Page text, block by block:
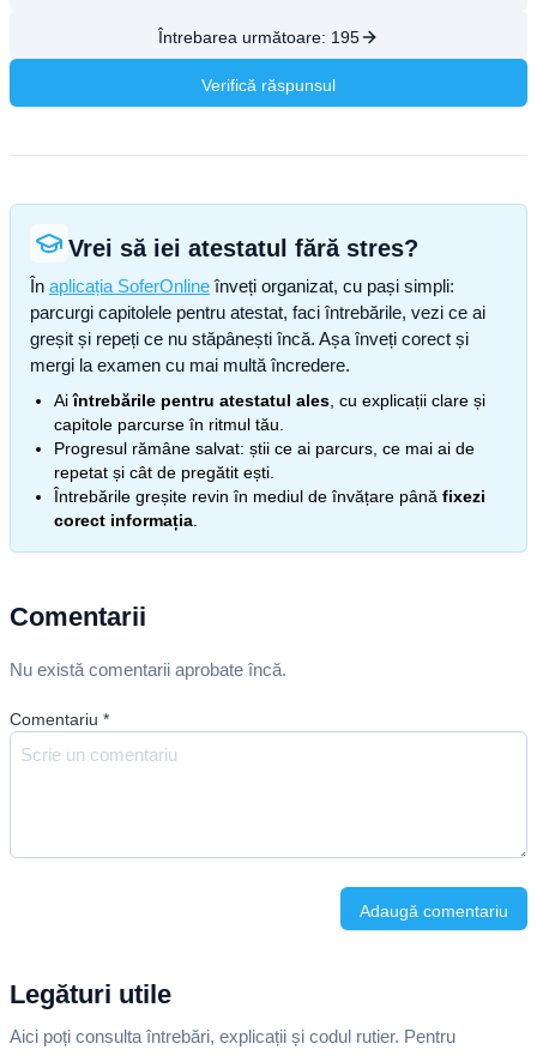
Întrebarea următoare: 195
Verifică răspunsul
Vrei să iei atestatul fără stres?
În aplicația SoferOnline înveți organizat, cu pași simpli:
parcurgi capitolele pentru atestat, faci întrebările, vezi ce ai
greșit și repeți ce nu stăpânești încă. Așa înveți corect și
mergi la examen cu mai multă încredere.
Aiîntrebările pentru atestatul ales , cu explicații clare și
capitole parcurse în ritmul tău.
Progresul rămâne salvat: știi ce ai parcurs, ce mai ai de
repetat și cât de pregătit ești.
Întrebările greșite revin în mediul de învățare până fixezi
corect informația
Comentarii
Nu există comentarii aprobate încă.
Comentariu *
Adaugă comentariu
Legături utile
Aici poți consulta întrebări, explicații și codul rutier. Pentru